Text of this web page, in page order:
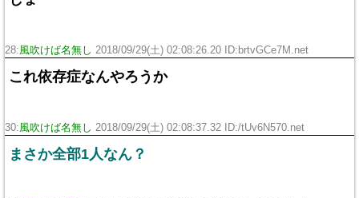
28:風吹けば名無し 2018/09/29(土) 02:08:26.20 ID:brtvGCe7M.net
これ依存症なんやろうか
30:風吹けば名無し 2018/09/29(土) 02:08:37.32 ID:/tUv6N570.net
まさか全部1人なん？